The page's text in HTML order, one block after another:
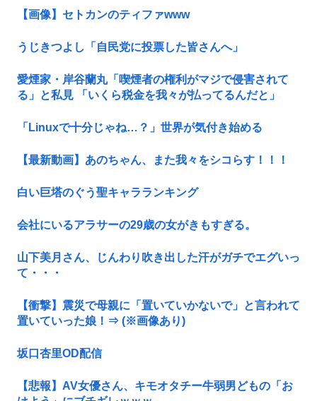
【画像】セトカンのティファwww
うじきつよし「自民党に投票した皆さんへ」
愛煙家・岸谷蘭丸「喫煙者の権利がマジで侵害されて
る」と私見 「いくら税金を我々が払ってるんだと」
「Linuxで十分じゃね…？」世界が気付き始める
【最新動画】あのちゃん、また我々をシコらす！！！
白い巨塔のぐう聖キャラランキング
会社にいるアラサーの29歳の女がきもすぎる。
山下美月さん、じんわり吹き出した汗がガチでエグいっ
て・・・
【衝撃】震災で母親に「置いていかないで」と言われて
置いていった娘！⇒ (※画像あり)
坂口杏里OD配信
【悲報】AV女優さん、キモオタチー牛弱男どもの「お